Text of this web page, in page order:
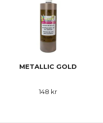
METALLIC GOLD
148 kr